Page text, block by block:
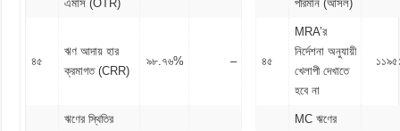
এমাস (OTR) পরিমান (আসল)
৪৫
ঋণ আদায় হার
ক্রমাগত (CRR)
৯৮.৭৬% – ৪৫
MRA’র
নির্দেশনা অনুযায়ী
খেলাপী দেখাতে
হবে না
ঋণের স্থিতির
MC ঋণের